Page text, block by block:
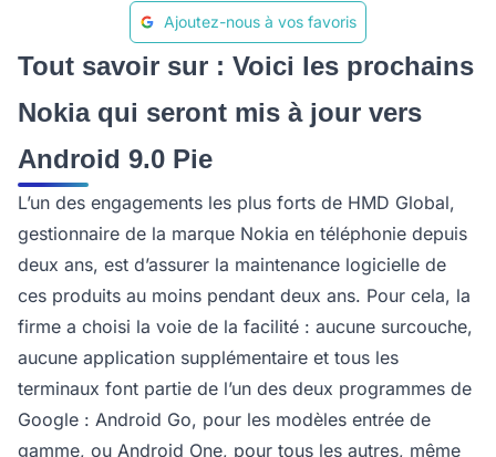
Ajoutez-nous à vos favoris
Tout savoir sur : Voici les prochains
Nokia qui seront mis à jour vers
Android 9.0 Pie
L’un des engagements les plus forts de HMD Global,
gestionnaire de la marque Nokia en téléphonie depuis
deux ans, est d’assurer la maintenance logicielle de
ces produits au moins pendant deux ans. Pour cela, la
firme a choisi la voie de la facilité : aucune surcouche,
aucune application supplémentaire et tous les
terminaux font partie de l’un des deux programmes de
Google : Android Go, pour les modèles entrée de
gamme, ou Android One, pour tous les autres, même